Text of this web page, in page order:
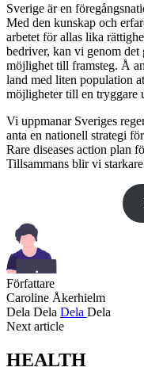
Sverige är en
Med den kunskap och
arbetet för allas lika
bedriver, kan vi genom det
möjlighet till framsteg. Å
land med liten population
möjligheter till en tryggare
Vi uppmanar Sveriges
anta en nationell strategi
Rare diseases action plan
Tillsammans blir vi
Författare
Caroline Åkerhielm
Dela Dela Dela Dela
Next article
HEALTH